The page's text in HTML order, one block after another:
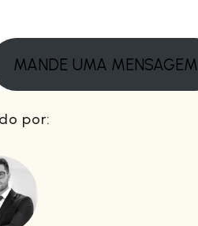
MANDE UMA MENSAGEM
por: